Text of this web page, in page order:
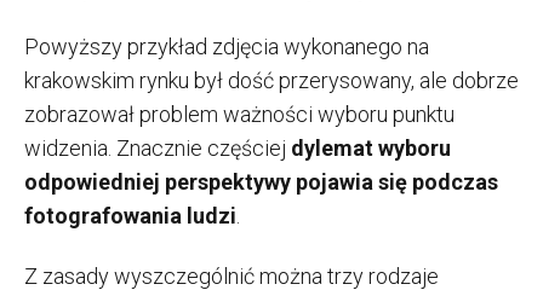
Powyższy przykład zdjęcia wykonanego na
krakowskim rynku był dość przerysowany, ale dobrze
zobrazował problem ważności wyboru punktu
widzenia. Znacznie częściej dylemat wyboru
odpowiedniej perspektywy pojawia się podczas
fotografowania ludzi
Z zasady wyszczególnić można trzy rodzaje